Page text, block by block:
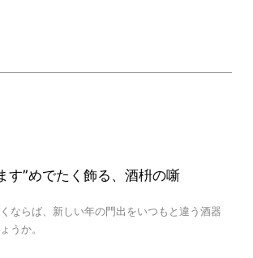
す”めでたく飾る、酒枡の噺
ならば、新しい年の門出をいつもと違う酒器
うか。